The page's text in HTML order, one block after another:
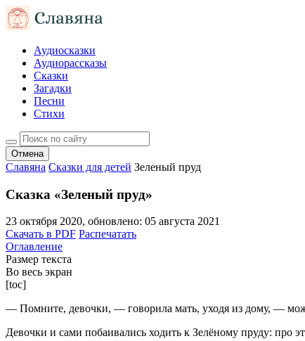
Аудиосказки
Аудиорассказы
Сказки
Загадки
Песни
Стихи
Отмена
Славяна Сказки для детей Зеленый пруд
Сказка «Зеленый пруд»
23 октября 2020, обновлено: 05 августа 2021
Скачать в PDF Распечатать
Оглавление
Размер текста
Во весь экран
[toc]
— Помните, девочки, — говорила мать, уходя из дому, —
Девочки и сами побаивались ходить к Зелёному пруду: про